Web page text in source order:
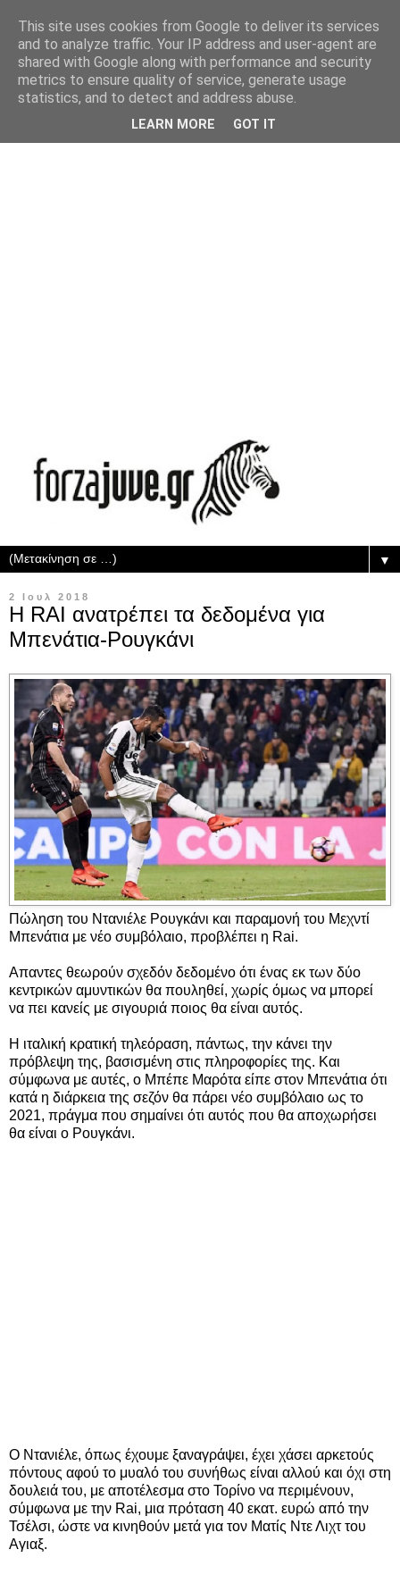
▼
2 Ιουλ 2018
Η RAI ανατρέπει τα δεδομένα για
Μπενάτια-Ρουγκάνι
Πώληση του Ντανιέλε Ρουγκάνι και παραμονή του Μεχντί
Μπενάτια με νέο συμβόλαιο, προβλέπει η Rai.
Απαντες θεωρούν σχεδόν δεδομένο ότι ένας εκ των δύο
κεντρικών αμυντικών θα πουληθεί, χωρίς όμως να μπορεί
να πει κανείς με σιγουριά ποιος θα είναι αυτός.
Η ιταλική κρατική τηλεόραση, πάντως, την κάνει την
πρόβλεψη της, βασισμένη στις πληροφορίες της. Και
σύμφωνα με αυτές, ο Μπέπε Μαρότα είπε στον Μπενάτια ότι
κατά η διάρκεια της σεζόν θα πάρει νέο συμβόλαιο ως το
2021, πράγμα που σημαίνει ότι αυτός που θα αποχωρήσει
θα είναι ο Ρουγκάνι.
Ο Ντανιέλε, όπως έχουμε ξαναγράψει, έχει χάσει αρκετούς
πόντους αφού το μυαλό του συνήθως είναι αλλού και όχι στη
δουλειά του, με αποτέλεσμα στο Τορίνο να περιμένουν,
σύμφωνα με την Rai, μια πρόταση 40 εκατ. ευρώ από την
Τσέλσι, ώστε να κινηθούν μετά για τον Ματίς Ντε Λιχτ του
Αγιαξ.
This site uses cookies from Google to deliver its services
and to analyze traffic. Your IP address and user-agent are
shared with Google along with performance and security
metrics to ensure quality of service, generate usage
statistics, and to detect and address abuse.
LEARN MORE GOT IT